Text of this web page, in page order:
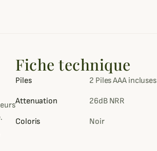
Fiche technique
Piles 2 Piles AAA incluses
Attenuation 26dB NRR
Coloris Noir